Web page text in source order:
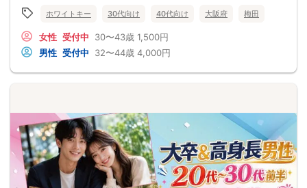
ホワイトキー 30代向け 40代向け 大阪府 梅田
女性 受付中 30〜43歳 1,500円
男性 受付中 32〜44歳 4,000円